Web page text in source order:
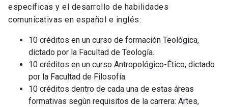
específicas y el desarrollo de habilidades
comunicativas en español e inglés:
10 créditos en un curso de formación Teológica,
dictado por la Facultad de Teología.
10 créditos en un curso Antropológico-Ético, dictado
por la Facultad de Filosofía.
10 créditos dentro de cada una de estas áreas
formativas según requisitos de la carrera: Artes,